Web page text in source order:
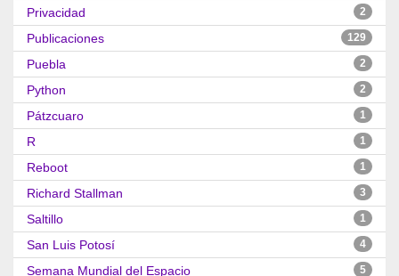
Privacidad 2
Publicaciones 129
Puebla 2
Python 2
Pátzcuaro 1
R 1
Reboot 1
Richard Stallman 3
Saltillo 1
San Luis Potosí 4
Semana Mundial del Espacio 5